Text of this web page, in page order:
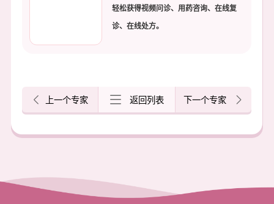
轻松获得视频问诊、用药咨询、在线复
诊、在线处方。
上一个专家 返回列表 下一个专家